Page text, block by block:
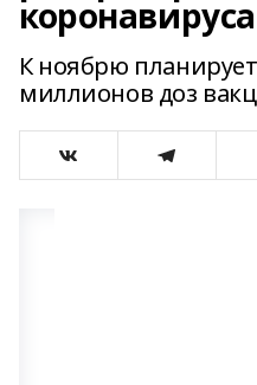
коронавируса
К ноябрю
миллионов доз